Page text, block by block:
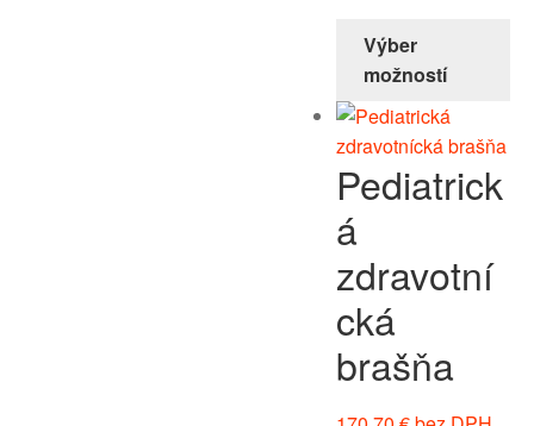
Výber
možností
Pediatrick
á
zdravotní
cká
brašňa